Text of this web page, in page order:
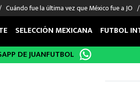
Cuándo fue la última vez que México fue a JO
DEPORTES
SELECCIÓN MEXICANA FUTBOL
DE JUANFUTBOL